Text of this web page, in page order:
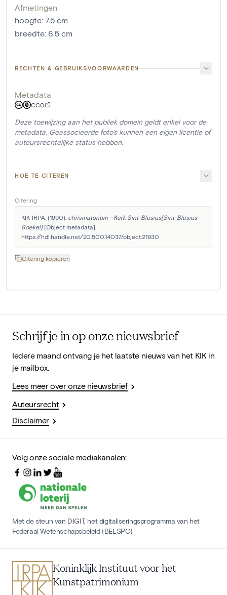
Afmetingen
hoogte: 7.5 cm
breedte: 6.5 cm
RECHTEN & GEBRUIKSVOORWAARDEN
Metadata
CC0
Deze toewijzing aan het publiek domein geldt enkel voor de
metadata. Geassocieerde foto's kunnen een eigen licentie of
auteursrechtelijke status hebben.
HOE TE CITEREN
Citering
KIK-IRPA. (1990). chrismatorium - Kerk Sint-Blasius[Sint-Blasius-
Boekel] [Object metadata].
https://hdl.handle.net/20.500.14037/object.21930
Citering kopiëren
Schrijf je in op onze nieuwsbrief
Iedere maand ontvang je het laatste nieuws van het KIK in
je mailbox.
Lees meer over onze nieuwsbrief
Auteursrecht
Disclaimer
Volg onze sociale mediakanalen:
Met de steun van DIGIT, het digitaliseringsprogramma van het
Federaal Wetenschapsbeleid (BELSPO)
Koninklijk Instituut voor het
Kunstpatrimonium